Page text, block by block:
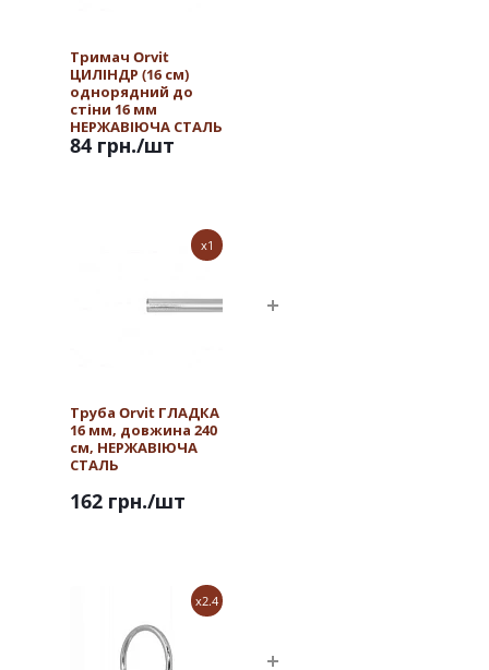
Тримач Orvit
ЦИЛІНДР (16 см)
однорядний до
стіни 16 мм
НЕРЖАВІЮЧА СТАЛЬ
84 грн./шт
x1
Труба Orvit ГЛАДКА
16 мм, довжина 240
см, НЕРЖАВІЮЧА
СТАЛЬ
162 грн./шт
x2.4